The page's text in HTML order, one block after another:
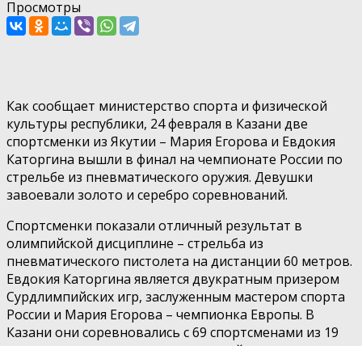
Просмотры
Как сообщает министерство спорта и физической
культуры республики, 24 февраля в Казани две
спортсменки из Якутии – Мария Егорова и Евдокия
Каторгина вышли в финал на чемпионате России по
стрельбе из пневматического оружия. Девушки
завоевали золото и серебро соревнований.
Спортсменки показали отличный результат в
олимпийской дисциплине – стрельба из
пневматического пистолета на дистанции 60 метров.
Евдокия Каторгина является двукратным призером
Сурдлимпийских игр, заслуженным мастером спорта
России и Мария Егорова – чемпионка Европы. В
Казани они соревновались с 69 спортсменами из 19